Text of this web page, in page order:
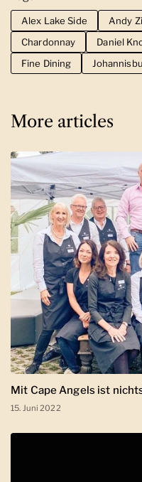
Alex Lake Side Andy
Chardonnay
Daniel
Fine Dining
More articles
Mit Cape Angels ist
15. Juni 2022